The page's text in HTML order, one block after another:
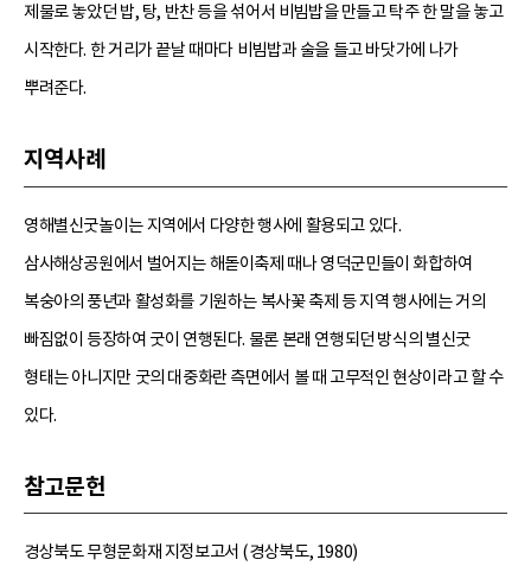
제물로 놓았던 밥, 탕, 반찬 등을 섞어서 비빔밥을 만들고 탁주 한 말을 놓고
시작한다. 한 거리가 끝날 때마다 비빔밥과 술을 들고 바닷가에 나가
뿌려준다.
지역사례
영해별신굿놀이는 지역에서 다양한 행사에 활용되고 있다.
삼사해상공원에서 벌어지는 해돋이축제 때나 영덕군민들이 화합하여
복숭아의 풍년과 활성화를 기원하는 복사꽃 축제 등 지역 행사에는 거의
빠짐없이 등장하여 굿이 연행된다. 물론 본래 연행되던 방식의 별신굿
형태는 아니지만 굿의 대중화란 측면에서 볼 때 고무적인 현상이라고 할 수
있다.
참고문헌
경상북도 무형문화재 지정보고서 (경상북도, 1980)